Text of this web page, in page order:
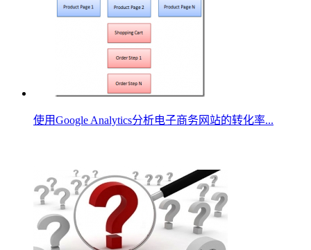
使用Google Analytics分析电子商务网站的转化率...